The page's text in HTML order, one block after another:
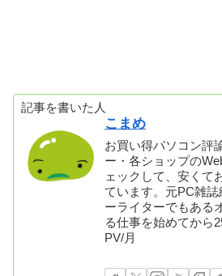
記事を書いた人
こまめ
お買い得パソコン評
ー・各ショップの
ェックして、安くて
ています。元PC雑誌
ーライターでもある
る仕事を始めてから
PV/月